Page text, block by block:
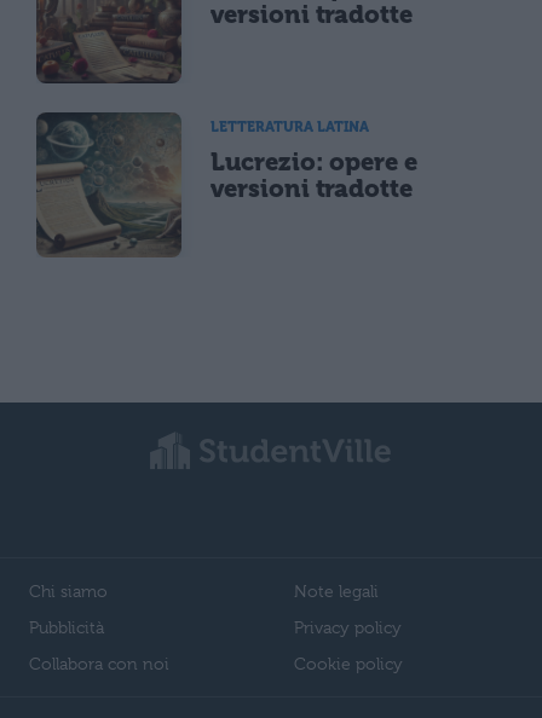
versioni tradotte
LETTERATURA LATINA
Lucrezio: opere e
versioni tradotte
Chi siamo
Pubblicità
Collabora con noi
Note legali
Privacy policy
Cookie policy